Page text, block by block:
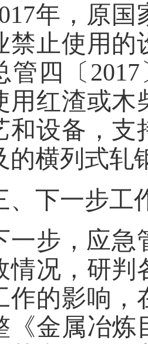
年，原
禁止使用的
管四〔
用红渣或木
和设备，支
的横列式轧
、下一步工
一步，应急
情况，研判
作的影响，
《金属冶炼